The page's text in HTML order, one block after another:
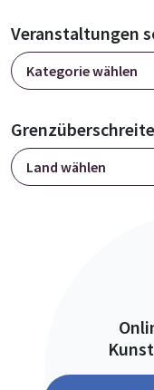
Veranstaltungen
Kategorie wählen
Land wählen